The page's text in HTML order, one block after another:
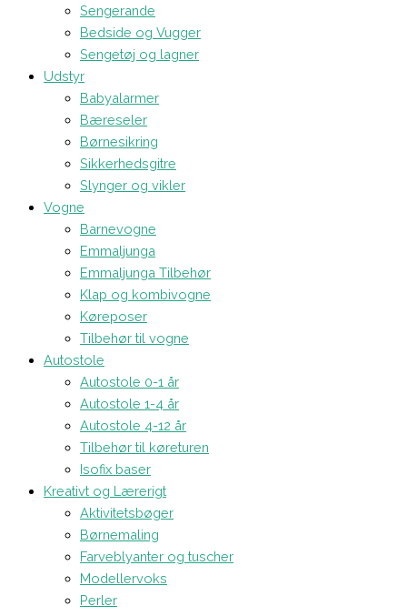
Sengerande
Bedside og Vugger
Sengetøj og lagner
Udstyr
Babyalarmer
Bæreseler
Børnesikring
Sikkerhedsgitre
Slynger og vikler
Vogne
Barnevogne
Emmaljunga
Emmaljunga Tilbehør
Klap og kombivogne
Køreposer
Tilbehør til vogne
Autostole
Autostole 0-1 år
Autostole 1-4 år
Autostole 4-12 år
Tilbehør til køreturen
Isofix baser
Kreativt og Lærerigt
Aktivitetsbøger
Børnemaling
Farveblyanter og tuscher
Modellervoks
Perler